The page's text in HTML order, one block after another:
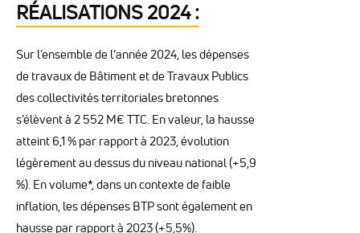
RÉALISATIONS 2024 :
Sur l’ensemble de l’année 2024, les dépenses
de travaux de Bâtiment et de Travaux Publics
des collectivités territoriales bretonnes
s’élèvent à 2 552 M€ TTC. En valeur, la hausse
atteint 6,1 % par rapport à 2023, évolution
légèrement au dessus du niveau national (+5,9
%). En volume*, dans un contexte de faible
inflation, les dépenses BTP sont également en
hausse par rapport à 2023 (+5,5%).